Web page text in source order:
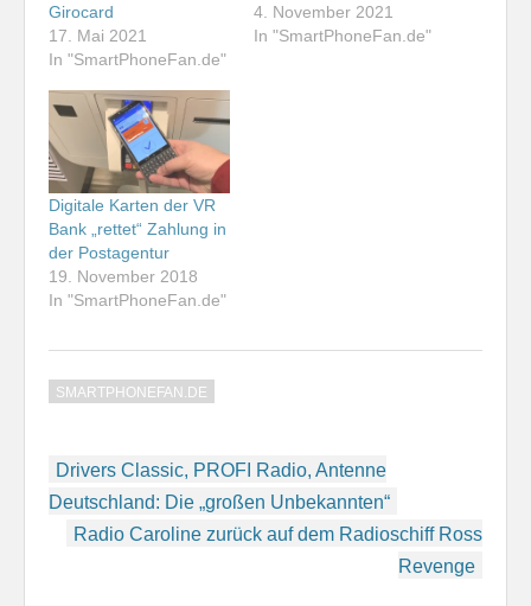
Girocard
17. Mai 2021
In "SmartPhoneFan.de"
4. November 2021
In "SmartPhoneFan.de"
Digitale Karten der VR
Bank „rettet“ Zahlung in
der Postagentur
19. November 2018
In "SmartPhoneFan.de"
SMARTPHONEFAN.DE
Beitragsnavigation
Drivers Classic, PROFI Radio, Antenne
Deutschland: Die „großen Unbekannten“
Radio Caroline zurück auf dem Radioschiff Ross
Revenge